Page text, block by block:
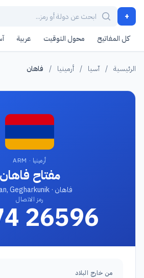
+
كل المفاتيح محول التوقيت عربية
الرئيسية / آسيا / أرمينيا / فاهان
أرمينيا · ARM
مفتاح فاهان
فاهان · Vahan, Gegharkunik
رمز الاتصال
26596
من خارج البلاد